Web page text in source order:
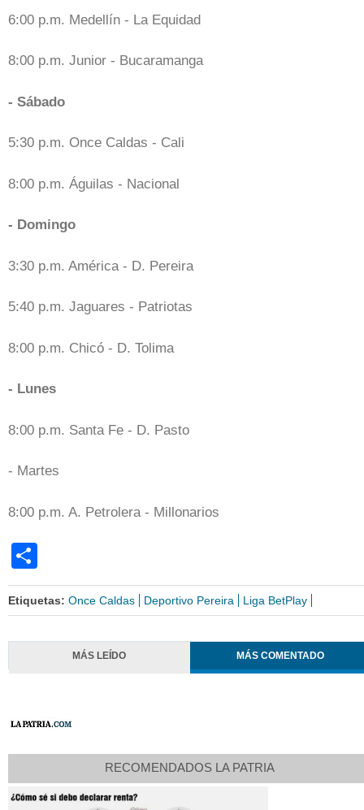
6:00 p.m. Medellín - La Equidad
8:00 p.m. Junior - Bucaramanga
- Sábado
5:30 p.m. Once Caldas - Cali
8:00 p.m. Águilas - Nacional
- Domingo
3:30 p.m. América - D. Pereira
5:40 p.m. Jaguares - Patriotas
8:00 p.m. Chicó - D. Tolima
- Lunes
8:00 p.m. Santa Fe - D. Pasto
- Martes
8:00 p.m. A. Petrolera - Millonarios
Etiquetas: Once Caldas Deportivo Pereira Liga BetPlay
MÁS LEÍDO MÁS COMENTADO
RECOMENDADOS LA PATRIA